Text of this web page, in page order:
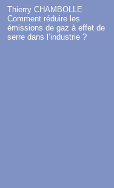
Thierry CHAMBOLLE
Comment réduire les
émissions de gaz à effet de
serre dans l’industrie ?